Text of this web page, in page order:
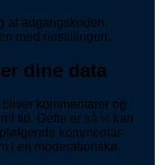
af adgangskoden,
med nustillingen.
dine data
kommentarer og
tid. Dette er så vi kan
kommentar
i en moderationskø.